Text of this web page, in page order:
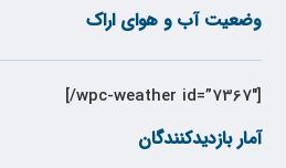
وضعیت آب و هوای اراک
[wpc-weather id=”7367″/]
آمار بازدیدکنندگان